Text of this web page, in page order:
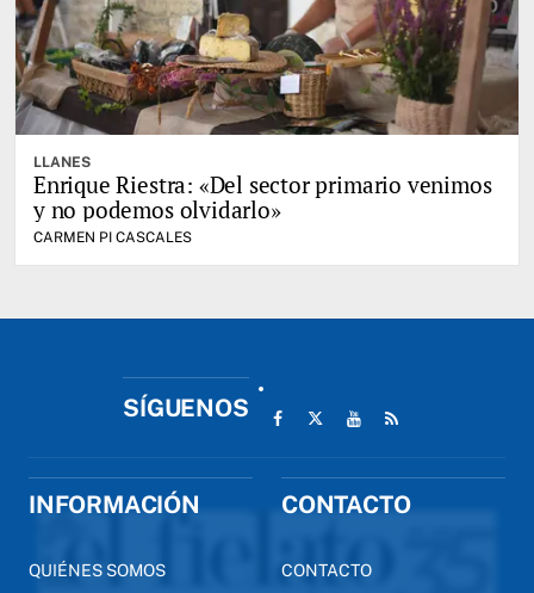
LLANES
Enrique Riestra: «Del sector primario venimos
y no podemos olvidarlo»
CARMEN PI CASCALES
SÍGUENOS
INFORMACIÓN
QUIÉNES SOMOS
CONTACTO
CONTACTO